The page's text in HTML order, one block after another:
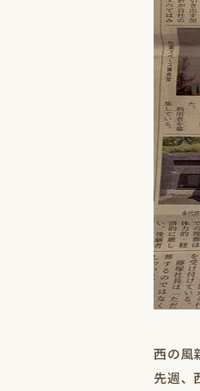
西の風
先週、